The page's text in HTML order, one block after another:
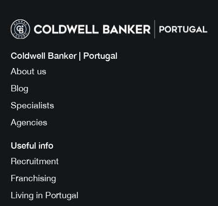
Coldwell Banker | Portugal
About us
Blog
Specialists
Agencies
Useful info
Recruitment
Franchising
Living in Portugal